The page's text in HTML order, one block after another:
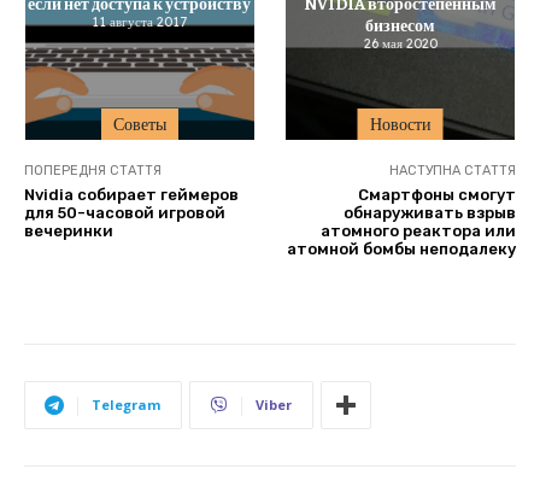
Советы
11 августа 2017
Новости
бизнесом
26 мая 2020
ПОПЕРЕДНЯ СТАТТЯ
Nvidia собирает геймеров
для 50-часовой игровой
вечеринки
НАСТУПНА СТАТТЯ
Смартфоны смогут
обнаруживать взрыв
атомного реактора или
атомной бомбы неподалеку
Telegram Viber